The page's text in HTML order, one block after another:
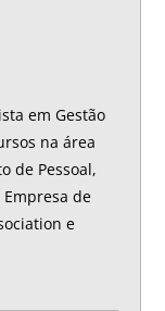
em Gestão
na área
de Pessoal,
de
e